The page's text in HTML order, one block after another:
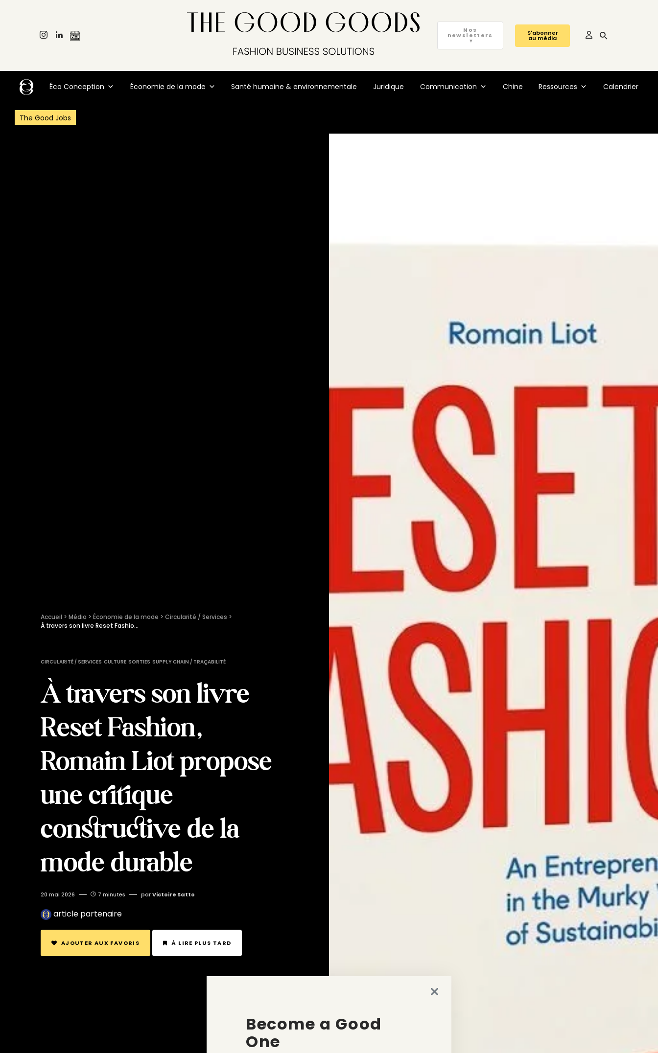
Nos
newsletters
▼
S'abonner
au média
Éco Conception Économie de la mode Santé humaine & environnementale Juridique Communication Chine Ressources Calendrier
The Good Jobs
Accueil > Média > Économie de la mode > Circularité / Services >
À travers son livre Reset Fashion, Romain Liot propose une critique constructive de la mode durable
CIRCULARITÉ / SERVICES CULTURE SORTIES SUPPLY CHAIN / TRAÇABILITÉ
À travers son livre
Reset Fashion,
Romain Liot propose
une critique
constructive de la
mode durable
20 mai 2026 7 minutes par Victoire Satto
article partenaire
AJOUTER AUX FAVORIS À LIRE PLUS TARD
Become a Good
One